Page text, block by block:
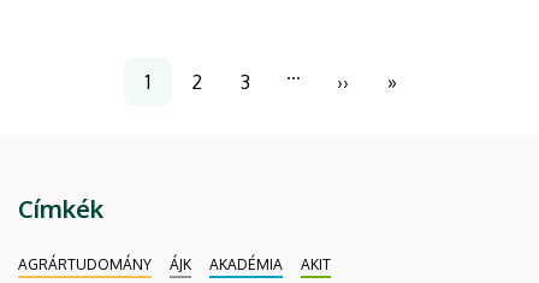
Oldalszámozás
Jelenlegi
1
Page
2
Page
3
…
Következő
››
Utolsó
»
Címkék
AGRÁRTUDOMÁNY ÁJK AKADÉMIA
AKIT